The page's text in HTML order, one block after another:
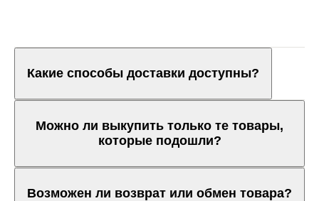
Какие способы доставки доступны?
Можно ли выкупить только те товары,
которые подошли?
Возможен ли возврат или обмен товара?